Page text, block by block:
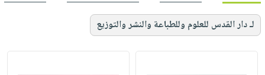
لـ دار القدس للعلوم وللطباعة والنشر والتوزيع